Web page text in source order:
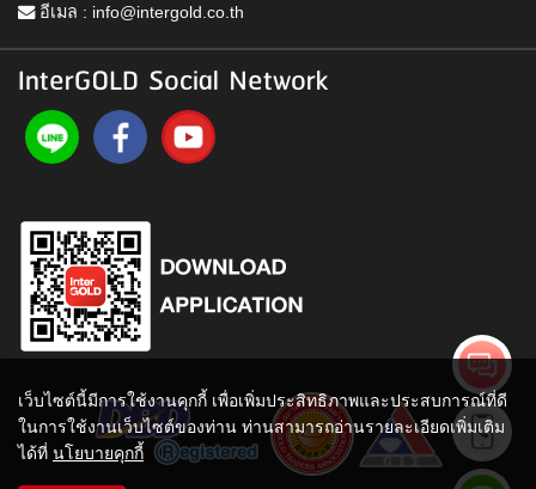
อีเมล : info@intergold.co.th
InterGOLD Social Network
เว็บไซต์นี้มีการใช้งานคุกกี้ เพื่อเพิ่มประสิทธิภาพและประสบการณ์ที่ดี
ในการใช้งานเว็บไซต์ของท่าน ท่านสามารถอ่านรายละเอียดเพิ่มเติม
ได้ที่ นโยบายคุกกี้